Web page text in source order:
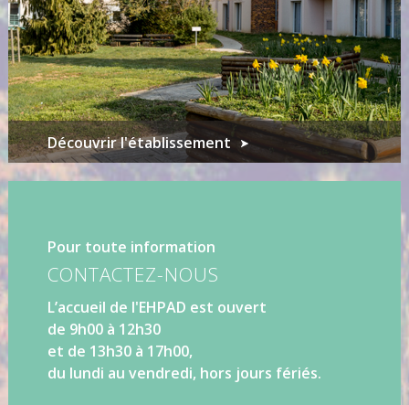
Découvrir l'établissement
Pour toute information
CONTACTEZ-NOUS
L’accueil de l'EHPAD est ouvert
de 9h00 à 12h30
et de 13h30 à 17h00,
du lundi au vendredi, hors jours fériés.